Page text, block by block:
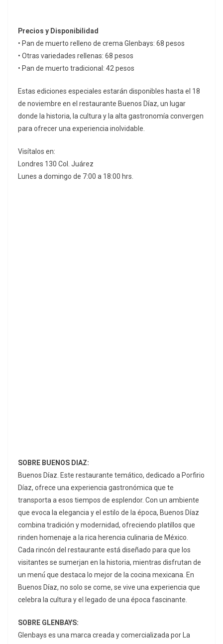
Precios y Disponibilidad
• Pan de muerto relleno de crema Glenbays: 68 pesos
• Otras variedades rellenas: 68 pesos
• Pan de muerto tradicional: 42 pesos
Estas ediciones especiales estarán disponibles hasta el 18
de noviembre en el restaurante Buenos Díaz, un lugar
donde la historia, la cultura y la alta gastronomía convergen
para ofrecer una experiencia inolvidable.
Visítalos en:
Londres 130 Col. Juárez
Lunes a domingo de 7:00 a 18:00 hrs.
SOBRE BUENOS DIAZ:
Buenos Díaz. Este restaurante temático, dedicado a Porfirio
Díaz, ofrece una experiencia gastronómica que te
transporta a esos tiempos de esplendor. Con un ambiente
que evoca la elegancia y el estilo de la época, Buenos Díaz
combina tradición y modernidad, ofreciendo platillos que
rinden homenaje a la rica herencia culinaria de México.
Cada rincón del restaurante está diseñado para que los
visitantes se sumerjan en la historia, mientras disfrutan de
un menú́ que destaca lo mejor de la cocina mexicana. En
Buenos Díaz, no solo se come, se vive una experiencia que
celebra la cultura y el legado de una época fascinante.
SOBRE GLENBAYS:
Glenbays es una marca creada y comercializada por La